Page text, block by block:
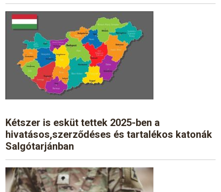
Kétszer is esküt tettek 2025-ben a
hivatásos,szerződéses és tartalékos katonák
Salgótarjánban